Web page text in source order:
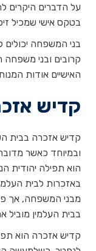
על הדברים היקרים
בטקס אישי שמכיל
בני המשפחה
קרובים ובני משפחה
האישיים אודות
קדיש
קדיש אזכרה בבית
ובמיוחד כאשר
הוא תפילה יהודית
באזכרות לבית
מבני המשפחה, אך
בבית העלמין מוביל
קדיש אזכרה הוא